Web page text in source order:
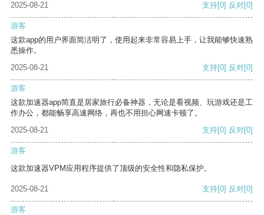
2025-08-21 支持[0] 反对[0]
游客
这款app的用户界面简洁明了，使用起来非常容易上手，让我能够快速熟
悉操作。
2025-08-21
支持[0] 反对[0]
游客
这款加速器app简直是居家旅行必备神器，无论是看视频、玩游戏还是工
作办公，都能畅享高速网络，再也不用担心网速卡顿了。
2025-08-21
支持[0] 反对[0]
游客
这款加速器VPM应用程序提供了顶级的安全性和隐私保护。
2025-08-21 支持[0] 反对[0]
游客